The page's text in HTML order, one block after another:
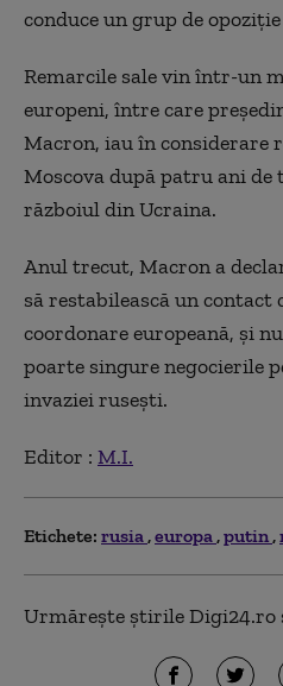
conduce un grup de
Remarcile sale vin într-un
europeni, între care
Macron, iau în considerare
Moscova după patru ani
războiul din Ucraina.
Anul trecut, Macron a
să restabilească un contact
coordonare europeană, şi
poarte singure negocierile
invaziei ruseşti.
Editor : M.I.
Etichete: rusia europa putin
Urmărește știrile Digi24.ro